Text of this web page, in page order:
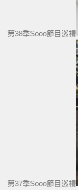
第38季Sooo節目巡禮
第37季Sooo節目巡禮